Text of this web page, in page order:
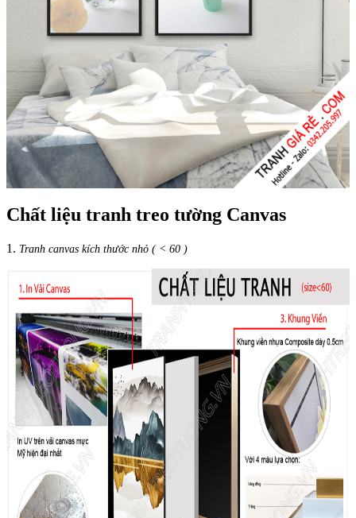
Chất liệu tranh treo tường Canvas
1. Tranh canvas kích thước nhỏ ( < 60 )